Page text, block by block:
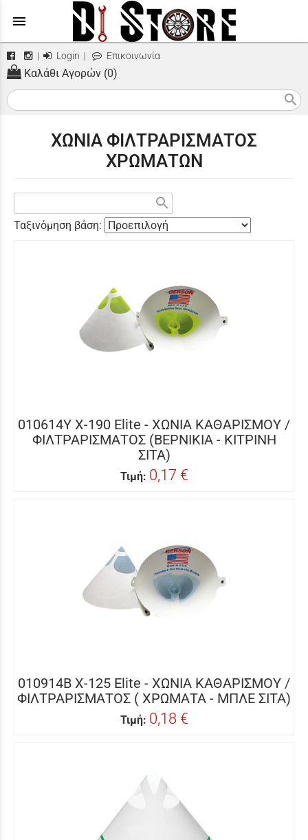
menu
| Login | Επικοινωνία
Καλάθι Αγορών (0)
search
ΧΩΝΙΑ ΦΙΛΤΡΑΡΙΣΜΑΤΟΣ
ΧΡΩΜΑΤΩΝ
search
Ταξινόμηση βάση:
010614Y X-190 Elite - ΧΩΝΙΑ ΚΑΘΑΡΙΣΜΟΥ /
ΦΙΛΤΡΑΡΙΣΜΑΤΟΣ (ΒΕΡΝΙΚΙΑ - ΚΙΤΡΙΝΗ
ΣΙΤΑ)
Τιμή: 0,17 €
010914B X-125 Elite - ΧΩΝΙΑ ΚΑΘΑΡΙΣΜΟΥ /
ΦΙΛΤΡΑΡΙΣΜΑΤΟΣ ( ΧΡΩΜΑΤΑ - ΜΠΛΕ ΣΙΤΑ)
Τιμή: 0,18 €